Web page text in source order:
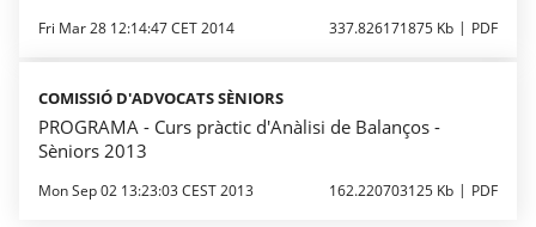
Fri Mar 28 12:14:47 CET 2014 337.826171875 Kb PDF
COMISSIÓ D'ADVOCATS SÈNIORS
PROGRAMA - Curs pràctic d'Anàlisi de Balanços -
Sèniors 2013
Mon Sep 02 13:23:03 CEST 2013 162.220703125 Kb PDF